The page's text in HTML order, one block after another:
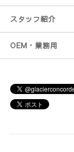
スタッフ紹介
OEM・業務用